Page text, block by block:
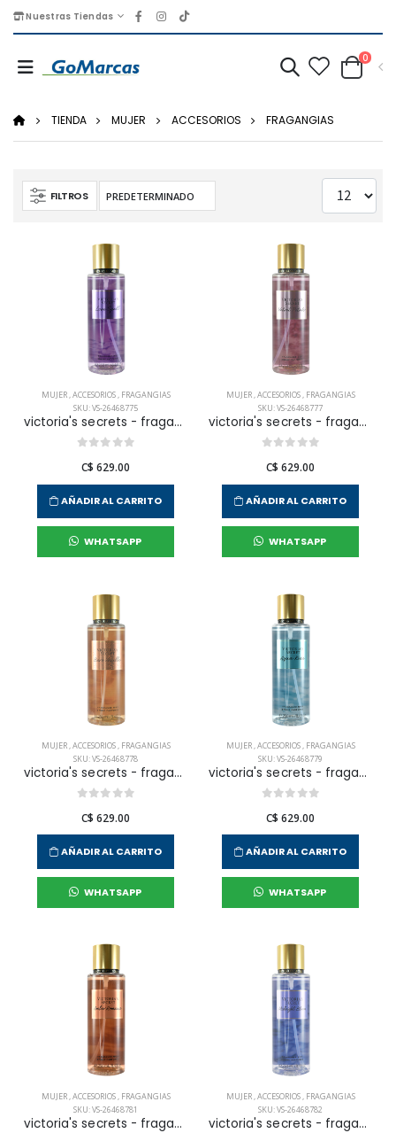
Nuestras Tiendas
0
TIENDA MUJER ACCESORIOS FRAGANGIAS
FILTROS
MUJER,ACCESORIOS, FRAGANGIAS
SKU: VS-26468775
victoria's secrets - fragancia corporal love spell para mujer
C$ 629.00
AÑADIR AL CARRITO
WHATSAPP
MUJER,ACCESORIOS, FRAGANGIAS
SKU: VS-26468777
victoria's secrets - fragancia corporal velvet petals para mujer
C$ 629.00
AÑADIR AL CARRITO
WHATSAPP
MUJER,ACCESORIOS, FRAGANGIAS
SKU: VS-26468778
victoria's secrets - fragancia corporal bare vainilla para mujer
C$ 629.00
AÑADIR AL CARRITO
WHATSAPP
MUJER,ACCESORIOS, FRAGANGIAS
SKU: VS-26468779
victoria's secrets - fragancia corporal aqua kiss para mujer
C$ 629.00
AÑADIR AL CARRITO
WHATSAPP
MUJER,ACCESORIOS, FRAGANGIAS
SKU: VS-26468781
victoria's secrets - fragancia corporal amber romance para mujer
MUJER,ACCESORIOS, FRAGANGIAS
SKU: VS-26468782
victoria's secrets - fragancia corporal midnight bloom para mujer